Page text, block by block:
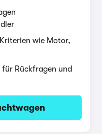
wie Motor,
Rückfragen und